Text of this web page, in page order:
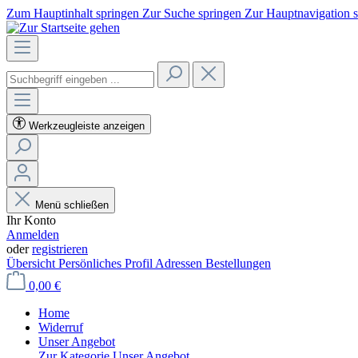
Zum Hauptinhalt springen Zur Suche springen Zur Hauptnavigation
Werkzeugleiste anzeigen
Menü schließen
Ihr Konto
Anmelden
oderregistrieren
Übersicht Persönliches Profil Adressen Bestellungen
0,00 €
Home
Widerruf
Unser Angebot